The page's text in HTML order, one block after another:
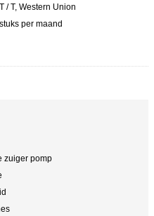
/ T, Western Union
per maand
zuiger pomp